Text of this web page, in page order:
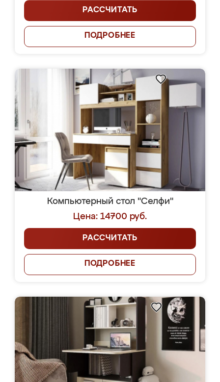
РАССЧИТАТЬ
ПОДРОБНЕЕ
Компьютерный стол "Селфи"
Цена: 14700 руб.
РАССЧИТАТЬ
ПОДРОБНЕЕ